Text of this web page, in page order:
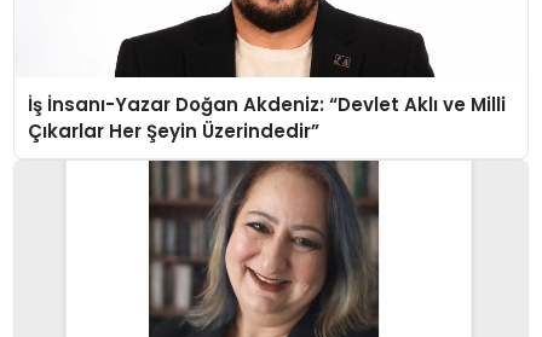
İş İnsanı-Yazar Doğan Akdeniz: “Devlet Aklı ve Milli
Çıkarlar Her Şeyin Üzerindedir”